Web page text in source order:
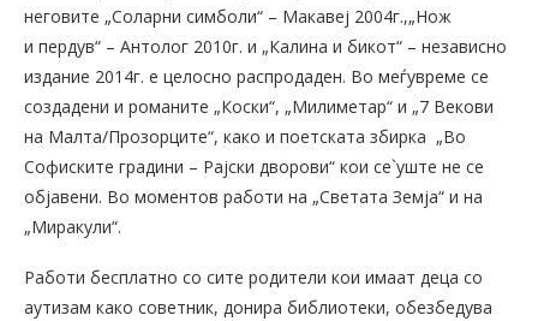
неговите „Соларни симболи“ – Макавеј 2004г.,„Нож
и пердув“ – Антолог 2010г. и „Калина и бикот“ – независно
издание 2014г. е целосно распродаден. Во меѓувреме се
создадени и романите „Коски“, „Милиметар“ и „7 Векови
на Малта/Прозорците“, како и поетската збирка „Во
Софиските градини – Рајски дворови“ кои се`уште не се
објавени. Во моментов работи на „Светата Земја“ и на
„Миракули“.
Работи бесплатно со сите родители кои имаат деца со
аутизам како советник, донира библиотеки, обезбедува